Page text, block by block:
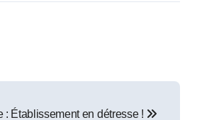
: Établissement en détresse !